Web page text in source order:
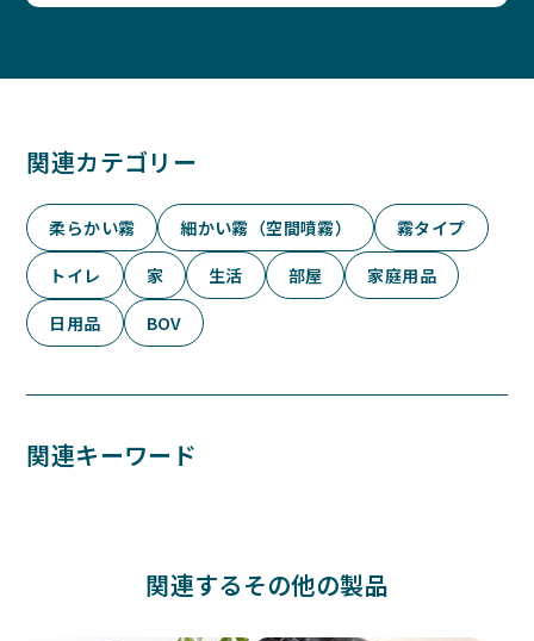
関連カテゴリー
柔らかい霧 細かい霧（空間噴霧）
霧タイプ
トイレ
家 生活 部屋
家庭用品
日用品
BOV
関連キーワード
関連するその他の製品